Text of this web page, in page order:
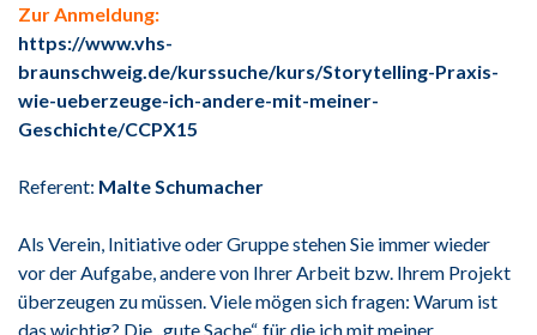
Zur Anmeldung:
https://www.vhs-
braunschweig.de/kurssuche/kurs/Storytelling-Praxis-
wie-ueberzeuge-ich-andere-mit-meiner-
Geschichte/CCPX15
Referent: Malte Schumacher
Als Verein, Initiative oder Gruppe stehen Sie immer wieder
vor der Aufgabe, andere von Ihrer Arbeit bzw. Ihrem Projekt
überzeugen zu müssen. Viele mögen sich fragen: Warum ist
das wichtig? Die „gute Sache“, für die ich mit meiner